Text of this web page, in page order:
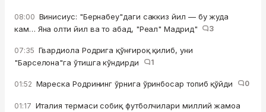
08:00 Винисиус: "Бернабеу"даги саккиз йил — бу жуда
кам… Яна олти йил ва то абад, "Реал" Мадрид"
3
07:35 Гвардиола Родрига қўнғироқ қилиб, уни
"Барселона"га ўтишга кўндирди
1
01:52 Мареска Родрининг ўрнига ўринбосар топиб қўйди 0
01:17 Италия термаси собиқ футболчилари миллий жамоа